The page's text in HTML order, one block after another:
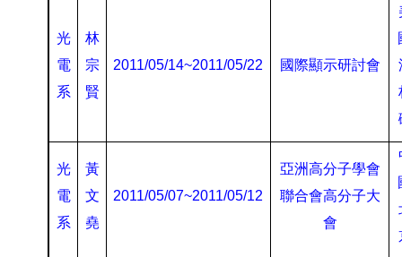
光
電
系
林
宗
賢
2011/05/14~2011/05/22 國際顯示研討會
光
電
系
黃
文
堯
2011/05/07~2011/05/12
亞洲高分子學會
聯合會高分子大
會